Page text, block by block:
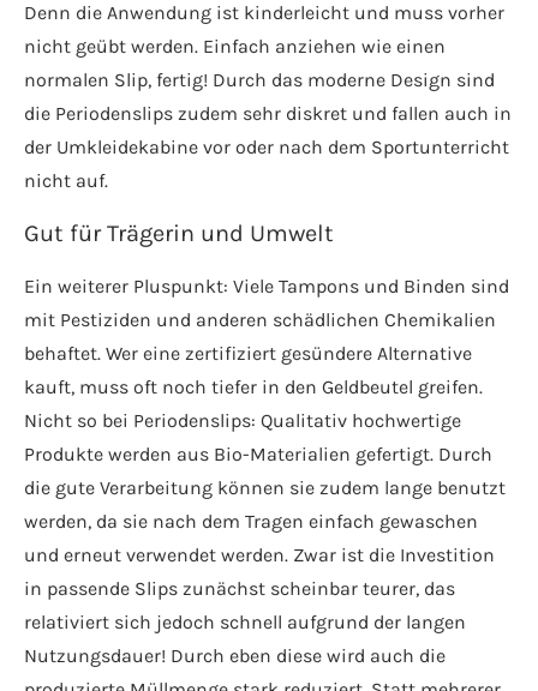
Denn die Anwendung ist kinderleicht und muss vorher
nicht geübt werden. Einfach anziehen wie einen
normalen Slip, fertig! Durch das moderne Design sind
die Periodenslips zudem sehr diskret und fallen auch in
der Umkleidekabine vor oder nach dem Sportunterricht
nicht auf.
Gut für Trägerin und Umwelt
Ein weiterer Pluspunkt: Viele Tampons und Binden sind
mit Pestiziden und anderen schädlichen Chemikalien
behaftet. Wer eine zertifiziert gesündere Alternative
kauft, muss oft noch tiefer in den Geldbeutel greifen.
Nicht so bei Periodenslips: Qualitativ hochwertige
Produkte werden aus Bio-Materialien gefertigt. Durch
die gute Verarbeitung können sie zudem lange benutzt
werden, da sie nach dem Tragen einfach gewaschen
und erneut verwendet werden. Zwar ist die Investition
in passende Slips zunächst scheinbar teurer, das
relativiert sich jedoch schnell aufgrund der langen
Nutzungsdauer! Durch eben diese wird auch die